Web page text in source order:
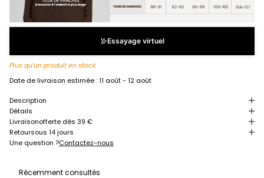
Essayage virtuel
Plus qu'un produit en stock
Date de livraison estimée :11 août - 12 août
Description
Détails
Livraisonofferte dès 39 €
Retoursous 14 jours
Une question ?Contactez-nous
Récemment consultés